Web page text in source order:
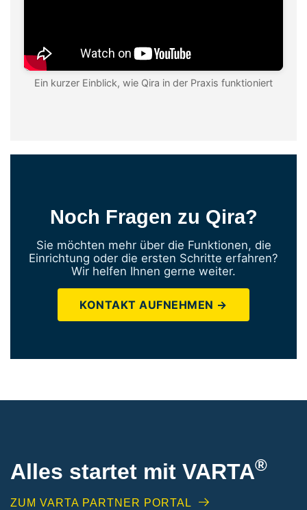
Ein kurzer Einblick, wie Qira in der Praxis funktioniert
Noch Fragen zu Qira?
Sie möchten mehr über die Funktionen, die
Einrichtung oder die ersten Schritte erfahren?
Wir helfen Ihnen gerne weiter.
KONTAKT AUFNEHMEN →
Alles startet mit VARTA®
ZUM VARTA PARTNER PORTAL